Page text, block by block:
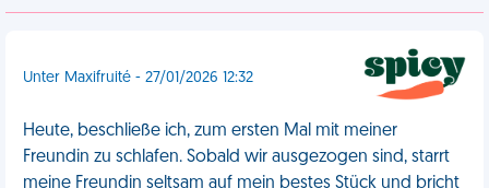
Unter Maxifruité - 27/01/2026 12:32
Heute, beschließe ich, zum ersten Mal mit meiner
Freundin zu schlafen. Sobald wir ausgezogen sind, starrt
meine Freundin seltsam auf mein bestes Stück und bricht